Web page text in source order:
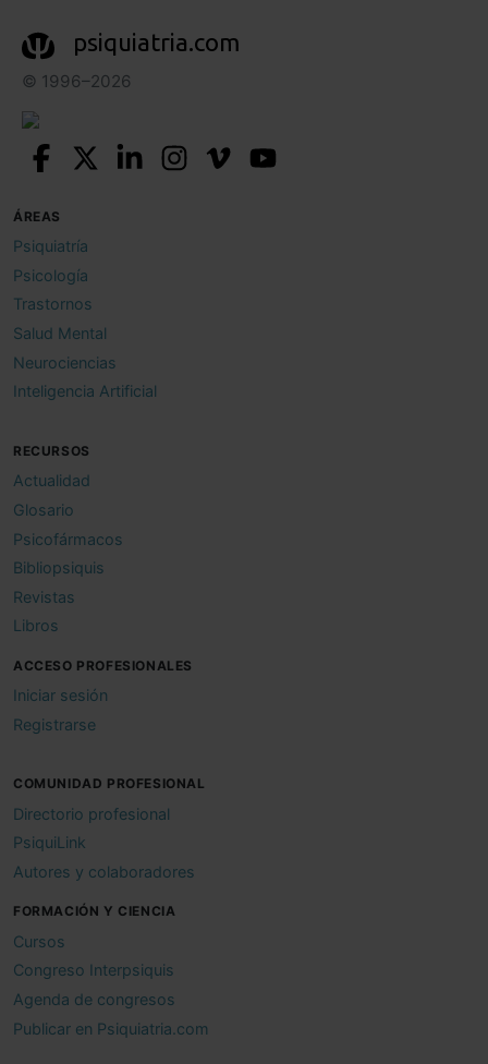
psiquiatria.com
© 1996–2026
ÁREAS
Psiquiatría
Psicología
Trastornos
Salud Mental
Neurociencias
Inteligencia Artificial
RECURSOS
Actualidad
Glosario
Psicofármacos
Bibliopsiquis
Revistas
Libros
ACCESO PROFESIONALES
Iniciar sesión
Registrarse
COMUNIDAD PROFESIONAL
Directorio profesional
PsiquiLink
Autores y colaboradores
FORMACIÓN Y CIENCIA
Cursos
Congreso Interpsiquis
Agenda de congresos
Publicar en Psiquiatria.com